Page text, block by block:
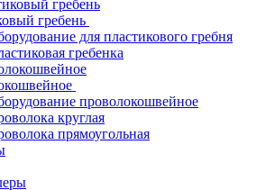
гребень
для пластикового гребня
гребенка
проволокошвейное
круглая
прямоугольная